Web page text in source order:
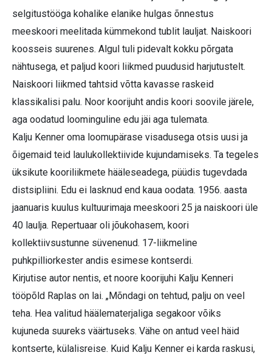
selgitustööga kohalike elanike hulgas õnnestus
meeskoori meelitada kümmekond tublit lauljat. Naiskoori
koosseis suurenes. Algul tuli pidevalt kokku põrgata
nähtusega, et paljud koori liikmed puudusid harjutustelt.
Naiskoori liikmed tahtsid võtta kavasse raskeid
klassikalisi palu. Noor koorijuht andis koori soovile järele,
aga oodatud loominguline edu jäi aga tulemata.
Kalju Kenner oma loomupärase visadusega otsis uusi ja
õigemaid teid laulukollektiivide kujundamiseks. Ta tegeles
üksikute kooriliikmete hääleseadega, püüdis tugevdada
distsipliini. Edu ei lasknud end kaua oodata. 1956. aasta
jaanuaris kuulus kultuurimaja meeskoori 25 ja naiskoori üle
40 laulja. Repertuaar oli jõukohasem, koori
kollektiivsustunne süvenenud. 17-liikmeline
puhkpilliorkester andis esimese kontserdi.
Kirjutise autor nentis, et noore koorijuhi Kalju Kenneri
tööpõld Raplas on lai. „Mõndagi on tehtud, palju on veel
teha. Hea valitud häälematerjaliga segakoor võiks
kujuneda suureks väärtuseks. Vähe on antud veel häid
kontserte, külalisreise. Kuid Kalju Kenner ei karda raskusi,